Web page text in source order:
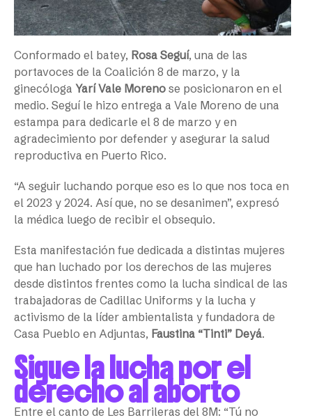
Conformado el batey, Rosa Seguí, una de las
portavoces de la Coalición 8 de marzo, y la
ginecóloga Yarí Vale Moreno se posicionaron en el
medio. Seguí le hizo entrega a Vale Moreno de una
estampa para dedicarle el 8 de marzo y en
agradecimiento por defender y asegurar la salud
reproductiva en Puerto Rico.
“A seguir luchando porque eso es lo que nos toca en
el 2023 y 2024. Así que, no se desanimen”, expresó
la médica luego de recibir el obsequio.
Esta manifestación fue dedicada a distintas mujeres
que han luchado por los derechos de las mujeres
desde distintos frentes como la lucha sindical de las
trabajadoras de Cadillac Uniforms y la lucha y
activismo de la líder ambientalista y fundadora de
Casa Pueblo en Adjuntas, Faustina “Tinti” Deyá.
Sigue la lucha por el
derecho al aborto
Entre el canto de Les Barrileras del 8M: “Tú no